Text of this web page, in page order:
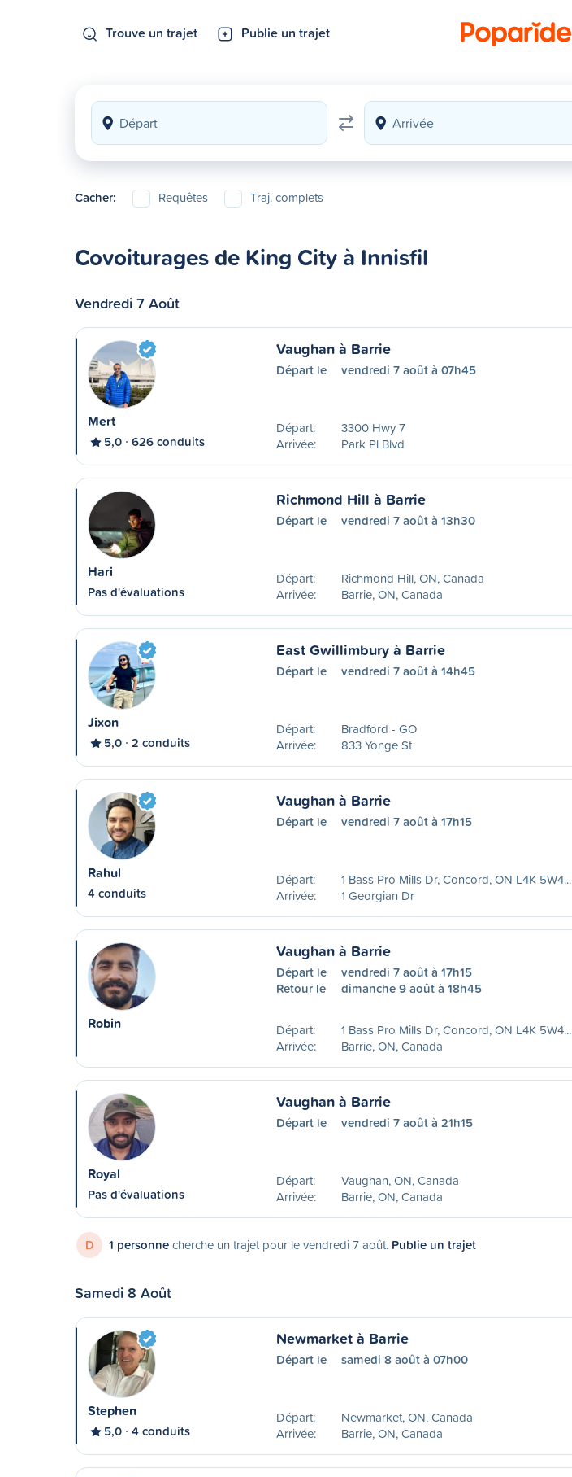
Trouve un trajet Publie un trajet
Cacher: Requêtes Traj. complets
Covoiturages de King City à Innisfil
Vendredi 7 Août
Mert
5,0 626 conduits
Vaughan à Barrie
Départ le vendredi 7 août à 07h45
Départ:
3300 Hwy 7
Arrivée:
Park Pl Blvd
Hari
Pas d'évaluations
Richmond Hill à Barrie
Départ le vendredi 7 août à 13h30
Départ:
Richmond Hill, ON, Canada
Arrivée:
Barrie, ON, Canada
Jixon
5,0 2 conduits
East Gwillimbury à Barrie
Départ le vendredi 7 août à 14h45
Départ:
Bradford - GO
Arrivée:
833 Yonge St
Rahul
4 conduits
Vaughan à Barrie
Départ le vendredi 7 août à 17h15
Départ:
1 Bass Pro Mills Dr, Concord, ON L4K 5W4...
Arrivée:
1 Georgian Dr
Robin
Vaughan à Barrie
Départ le
vendredi 7 août à 17h15
Retour le
dimanche 9 août à 18h45
Départ:
1 Bass Pro Mills Dr, Concord, ON L4K 5W4...
Arrivée:
Barrie, ON, Canada
Royal
Pas d'évaluations
Vaughan à Barrie
Départ le vendredi 7 août à 21h15
Départ:
Vaughan, ON, Canada
Arrivée:
Barrie, ON, Canada
D 1 personnecherche un trajet pour le vendredi 7 août. Publie un trajet
Samedi 8 Août
Stephen
5,0 4 conduits
Newmarket à Barrie
Départ le samedi 8 août à 07h00
Départ:
Newmarket, ON, Canada
Arrivée:
Barrie, ON, Canada